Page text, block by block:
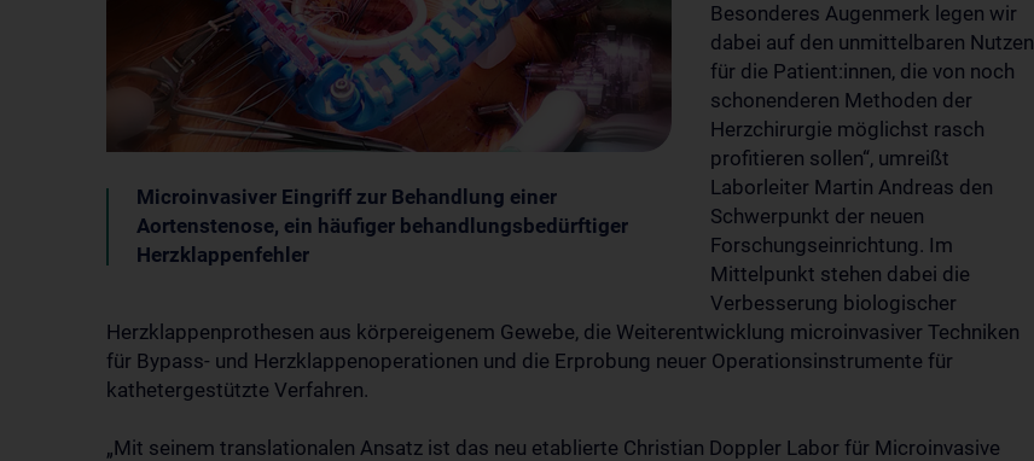
Microinvasiver Eingriff zur Behandlung einer
Aortenstenose, ein häufiger behandlungsbedürftiger
Herzklappenfehler
Besonderes Augenmerk legen wir
dabei auf den unmittelbaren Nutzen
für die Patient:innen, die von noch
schonenderen Methoden der
Herzchirurgie möglichst rasch
profitieren sollen“, umreißt
Laborleiter Martin Andreas den
Schwerpunkt der neuen
Forschungseinrichtung. Im
Mittelpunkt stehen dabei die
Verbesserung biologischer
Herzklappenprothesen aus körpereigenem Gewebe, die Weiterentwicklung microinvasiver Techniken
für Bypass- und Herzklappenoperationen und die Erprobung neuer Operationsinstrumente für
kathetergestützte Verfahren.
„Mit seinem translationalen Ansatz ist das neu etablierte Christian Doppler Labor für Microinvasive